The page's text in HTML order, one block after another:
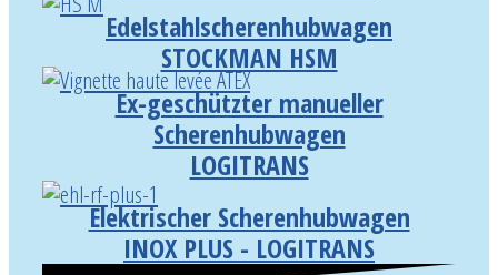
Edelstahlscherenhubwagen
STOCKMAN HSM
Ex-geschützter manueller
Scherenhubwagen
LOGITRANS
Elektrischer Scherenhubwagen
INOX PLUS - LOGITRANS